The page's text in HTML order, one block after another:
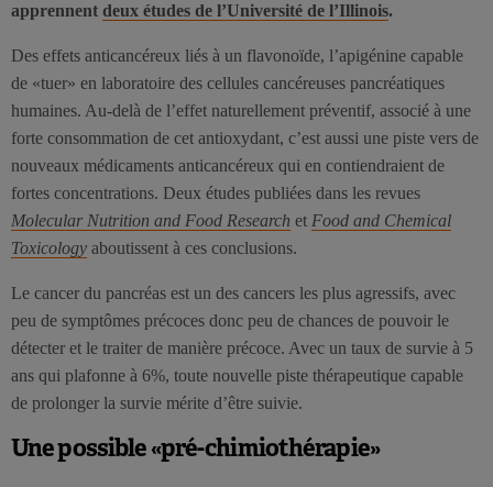
apprennent deux études de l’Université de l’Illinois.
Des effets anticancéreux liés à un flavonoïde, l’apigénine capable
de «tuer» en laboratoire des cellules cancéreuses pancréatiques
humaines. Au-delà de l’effet naturellement préventif, associé à une
forte consommation de cet antioxydant, c’est aussi une piste vers de
nouveaux médicaments anticancéreux qui en contiendraient de
fortes concentrations. Deux études publiées dans les revues
Molecular Nutrition and Food Research et Food and Chemical
Toxicology aboutissent à ces conclusions.
Le cancer du pancréas est un des cancers les plus agressifs, avec
peu de symptômes précoces donc peu de chances de pouvoir le
détecter et le traiter de manière précoce. Avec un taux de survie à 5
ans qui plafonne à 6%, toute nouvelle piste thérapeutique capable
de prolonger la survie mérite d’être suivie.
Une possible «pré-chimiothérapie»